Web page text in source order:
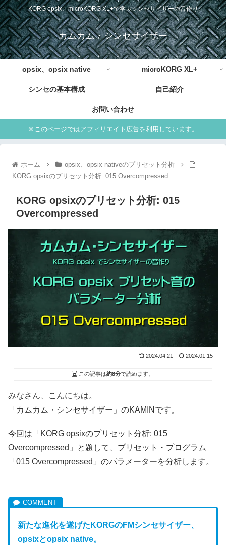
KORG opsix、microKORG XL+で学ぶシンセサイザーの音作り
カムカム・シンセサイザー
opsix、opsix native microKORG XL+
シンセの基本構成 自己紹介
お問い合わせ
※このページではアフィリエイト広告を利用しています。
ホーム
opsix、opsix nativeのプリセット分析
KORG opsixのプリセット分析: 015 Overcompressed
KORG opsixのプリセット分析: 015
Overcompressed
2024.04.21 2024.01.15
この記事は約8分で読めます。
みなさん、こんにちは。
「カムカム・シンセサイザー」のKAMINです。
今回は「KORG opsixのプリセット分析: 015
Overcompressed」と題して、プリセット・プログラム
「015 Overcompressed」のパラメーターを分析します。
新たな進化を遂げたKORGのFMシンセサイザー、
opsixとopsix native。